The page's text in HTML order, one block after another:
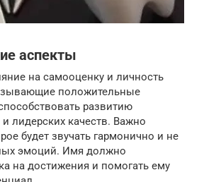
аспекты
на самооценку и личность
положительные
развитию
лидерских качеств. Важно
будет звучать гармонично и не
эмоций. Имя должно
на достижения и помогать ему